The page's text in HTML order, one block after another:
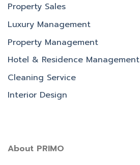
Property Sales
Luxury Management
Property Management
Hotel & Residence Management
Cleaning Service
Interior Design
About PRIMO